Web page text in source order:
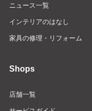
ニュース一覧
インテリアのはなし
家具の修理・リフォーム
Shops
店舗一覧